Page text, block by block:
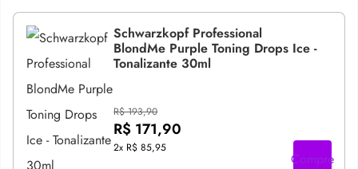
Schwarzkopf Professional
BlondMe Purple Toning Drops Ice -
Tonalizante 30ml
R$ 193,90
R$ 171,90
2x R$ 85,95
Compre